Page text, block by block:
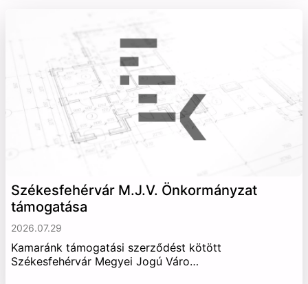
Székesfehérvár M.J.V. Önkormányzat
támogatása
2026.07.29
Kamaránk támogatási szerződést kötött
Székesfehérvár Megyei Jogú Váro…